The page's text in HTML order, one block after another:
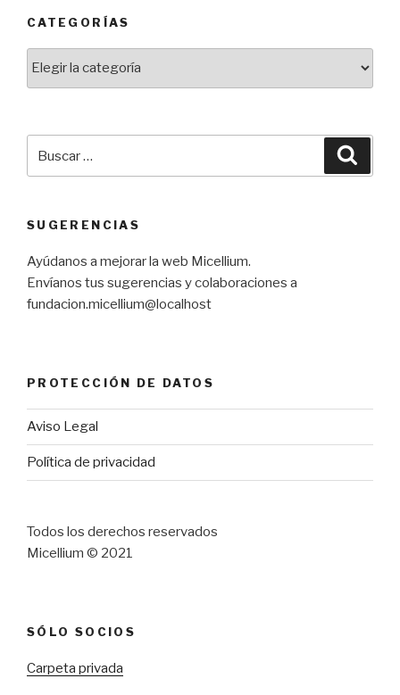
CATEGORÍAS
por:
SUGERENCIAS
Ayúdanos a mejorar la web Micellium.
Envíanos tus sugerencias y colaboraciones a
fundacion.micellium@localhost
PROTECCIÓN DE DATOS
Aviso Legal
Política de privacidad
Todos los derechos reservados
Micellium © 2021
SÓLO SOCIOS
Carpeta privada